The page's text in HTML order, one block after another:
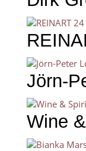
Jörn-
Wine